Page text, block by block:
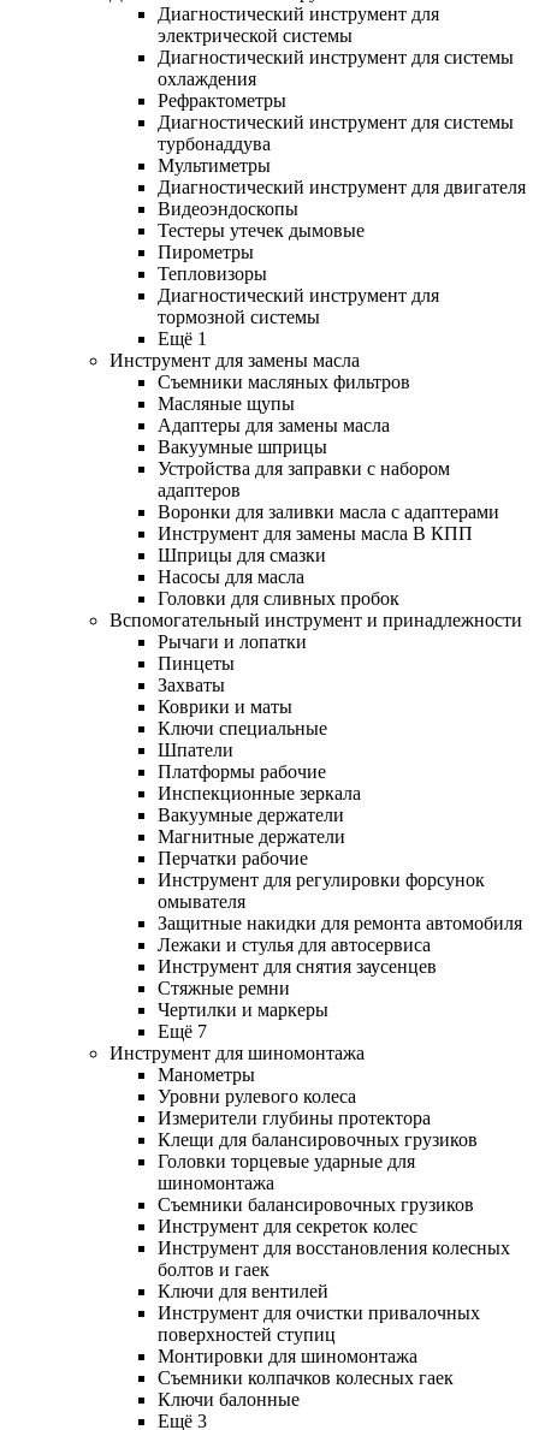
Диагностический инструмент для
электрической системы
Диагностический инструмент для системы
охлаждения
Рефрактометры
Диагностический инструмент для системы
турбонаддува
Мультиметры
Диагностический инструмент для двигателя
Видеоэндоскопы
Тестеры утечек дымовые
Пирометры
Тепловизоры
Диагностический инструмент для
тормозной системы
Ещё 1
Инструмент для замены масла
Съемники масляных фильтров
Масляные щупы
Адаптеры для замены масла
Вакуумные шприцы
Устройства для заправки с набором
адаптеров
Воронки для заливки масла с адаптерами
Инструмент для замены масла В КПП
Шприцы для смазки
Насосы для масла
Головки для сливных пробок
Вспомогательный инструмент и принадлежности
Рычаги и лопатки
Пинцеты
Захваты
Коврики и маты
Ключи специальные
Шпатели
Платформы рабочие
Инспекционные зеркала
Вакуумные держатели
Магнитные держатели
Перчатки рабочие
Инструмент для регулировки форсунок
омывателя
Защитные накидки для ремонта автомобиля
Лежаки и стулья для автосервиса
Инструмент для снятия заусенцев
Стяжные ремни
Чертилки и маркеры
Ещё 7
Инструмент для шиномонтажа
Манометры
Уровни рулевого колеса
Измерители глубины протектора
Клещи для балансировочных грузиков
Головки торцевые ударные для
шиномонтажа
Съемники балансировочных грузиков
Инструмент для секреток колес
Инструмент для восстановления колесных
болтов и гаек
Ключи для вентилей
Инструмент для очистки привалочных
поверхностей ступиц
Монтировки для шиномонтажа
Съемники колпачков колесных гаек
Ключи балонные
Ещё 3